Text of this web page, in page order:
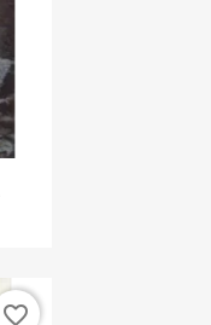
favorite_border